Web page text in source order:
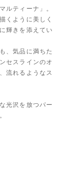
ルティーナ」。
くように美しく
輝きを添えてい
、気品に満ちた
セスラインのオ
流れるようなス
光沢を放つパー